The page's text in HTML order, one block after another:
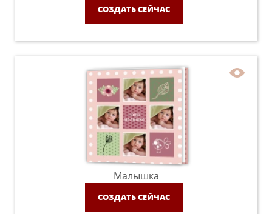
СОЗДАТЬ СЕЙЧАС
Малышка
СОЗДАТЬ СЕЙЧАС